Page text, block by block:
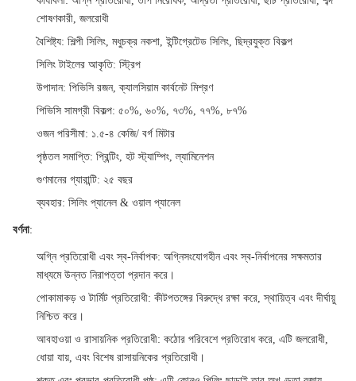
শোষণকারী, জলরোধী
বৈশিষ্ট্য: শিল্পী সিলিং, মধুচক্র নকশা, ইন্টিগ্রেটেড সিলিং, ছিদ্রযুক্ত বিকল্প
সিলিং টাইলের আকৃতি: স্ট্রিপ
উপাদান: পিভিসি রজন, ক্যালসিয়াম কার্বনেট মিশ্রণ
পিভিসি সামগ্রী বিকল্প: ৫০%, ৬০%, ৭৩%, ৭৭%, ৮৭%
ওজন পরিসীমা: ১.৫-৪ কেজি/ বর্গ মিটার
পৃষ্ঠতল সমাপ্তি: প্রিন্টিং, হট স্ট্যাম্পিং, ল্যামিনেশন
গুণমানের গ্যারান্টি: ২৫ বছর
ব্যবহার: সিলিং প্যানেল & ওয়াল প্যানেল
বর্ণনা:
অগ্নি প্রতিরোধী এবং স্ব-নির্বাপক: অগ্নিসংযোগহীন এবং স্ব-নির্বাপনের সক্ষমতার
মাধ্যমে উন্নত নিরাপত্তা প্রদান করে।
পোকামাকড় ও টার্মিট প্রতিরোধী: কীটপতঙ্গের বিরুদ্ধে রক্ষা করে, স্থায়িত্ব এবং দীর্ঘায়ু
নিশ্চিত করে।
আবহাওয়া ও রাসায়নিক প্রতিরোধী: কঠোর পরিবেশে প্রতিরোধ করে, এটি জলরোধী,
ধোয়া যায়, এবং বিশেষ রাসায়নিকের প্রতিরোধী।